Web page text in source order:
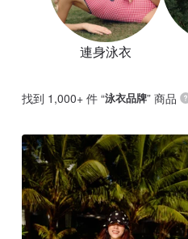
連身泳衣
找到 1,000+ 件 “泳衣品牌” 商品